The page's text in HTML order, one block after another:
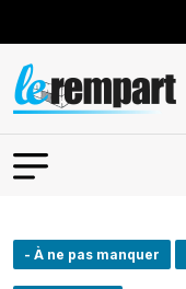
- À ne pas manquer